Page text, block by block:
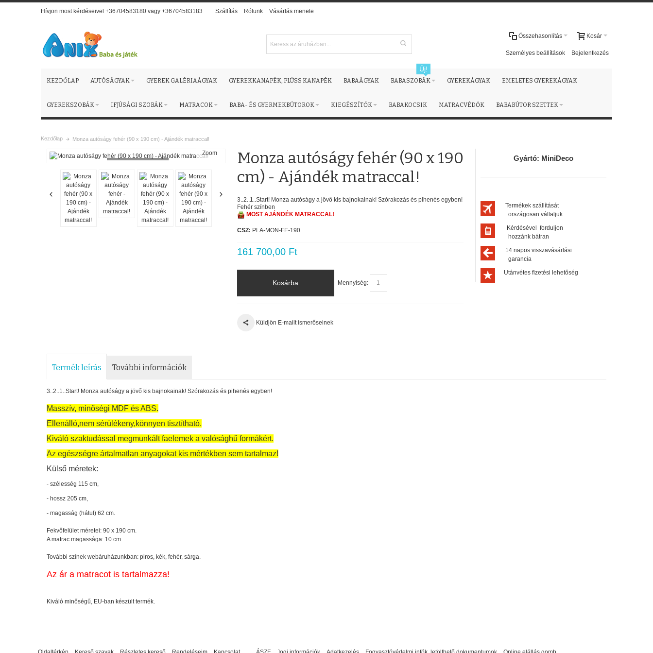
Hívjon most kérdéseivel +36704583180 vagy +36704583183 Szállítás Rólunk Vásárlás menete
Kosár
Összehasonlítás
Személyes beállítások Bejelentkezés
KEZDŐLAP AUTÓSÁGYAK GYEREK GALÉRIAÁGYAK GYEREKKANAPÉK, PLÜSS KANAPÉK BABAÁGYAK BABASZOBÁK
Új!
GYEREKÁGYAK EMELETES GYEREKÁGYAK
GYEREKSZOBÁK IFJÚSÁGI SZOBÁK MATRACOK BABA- ÉS GYERMEKBÚTOROK KIEGÉSZÍTŐK BABAKOCSIK MATRACVÉDŐK BABABÚTOR SZETTEK
Kezdőlap Monza autóságy fehér (90 x 190 cm) - Ajándék matraccal!
Zoom
Monza autóságy fehér (90 x 190
cm) - Ajándék matraccal!
3..2..1..Start! Monza autóságy a jövő kis bajnokainak! Szórakozás és pihenés egyben!
Fehér színben
MOST AJÁNDÉK MATRACCAL!
CSZ: PLA-MON-FE-190
161 700,00 Ft
Mennyiség:
Kosárba
Küldjön E-mailt ismerőseinek
Gyártó: MiniDeco
Termékek szállítását
országosan vállaljuk
Kérdésével forduljon
hozzánk bátran
14 napos visszavásárlási
garancia
Utánvétes fizetési lehetőség
Termék leírás További információk
3..2..1..Start! Monza autóságy a jövő kis bajnokainak! Szórakozás és pihenés egyben!
Masszív, minőségi MDF és ABS.
Ellenálló,nem sérülékeny,könnyen tisztítható.
Kiváló szaktudással megmunkált faelemek a valósághű formákért.
Az egészségre ártalmatlan anyagokat kis mértékben sem tartalmaz!
Külső méretek:
- szélesség 115 cm,
- hossz 205 cm,
- magasság (hátul) 62 cm.
Fekvőfelület méretei: 90 x 190 cm.
A matrac magassága: 10 cm.
További színek webáruházunkban: piros, kék, fehér, sárga.
Az ár a matracot is tartalmazza!
Kiváló minőségű, EU-ban készült termék.